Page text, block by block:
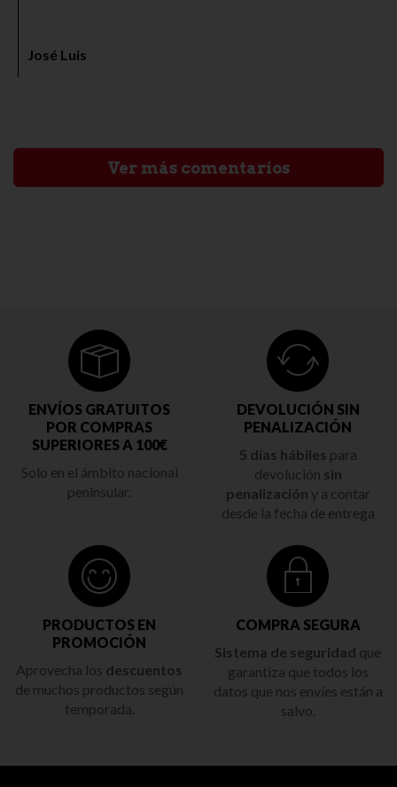
José Luis
Ver más comentarios
ENVÍOS GRATUITOS
POR COMPRAS
SUPERIORES A 100€
Solo en el ámbito nacional
peninsular.
DEVOLUCIÓN SIN
PENALIZACIÓN
5 días hábiles para
devolución sin
penalización y a contar
desde la fecha de entrega
PRODUCTOS EN
PROMOCIÓN
Aprovecha los descuentos
de muchos productos según
temporada.
COMPRA SEGURA
Sistema de seguridad que
garantiza que todos los
datos que nos envíes están a
salvo.